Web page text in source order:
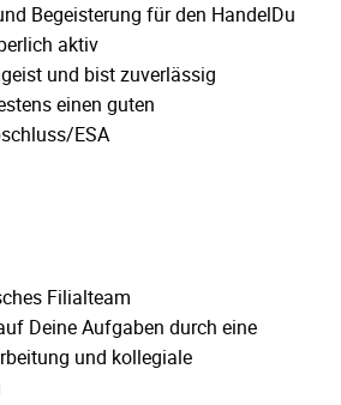
Begeisterung für den HandelDu
aktiv
und bist zuverlässig
einen guten
ESA
Filialteam
Deine Aufgaben durch eine
und kollegiale